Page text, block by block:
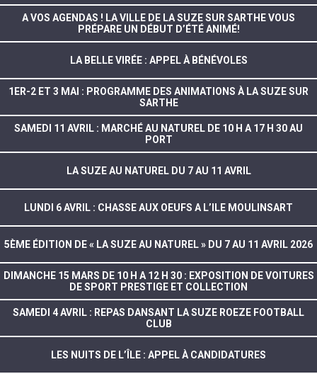
A VOS AGENDAS ! LA VILLE DE LA SUZE SUR SARTHE VOUS
PRÉPARE UN DÉBUT D’ÉTÉ ANIMÉ!
LA BELLE VIRÉE : APPEL À BÉNÉVOLES
1ER-2 ET 3 MAI : PROGRAMME DES ANIMATIONS À LA SUZE SUR
SARTHE
SAMEDI 11 AVRIL : MARCHÉ AU NATUREL DE 10 H A 17 H 30 AU
PORT
LA SUZE AU NATUREL DU 7 AU 11 AVRIL
LUNDI 6 AVRIL : CHASSE AUX OEUFS A L’ILE MOULINSART
5ÈME ÉDITION DE « LA SUZE AU NATUREL » DU 7 AU 11 AVRIL 2026
DIMANCHE 15 MARS DE 10 H A 12 H 30 : EXPOSITION DE VOITURES
DE SPORT PRESTIGE ET COLLECTION
SAMEDI 4 AVRIL : REPAS DANSANT LA SUZE ROEZE FOOTBALL
CLUB
LES NUITS DE L’ÎLE : APPEL À CANDIDATURES